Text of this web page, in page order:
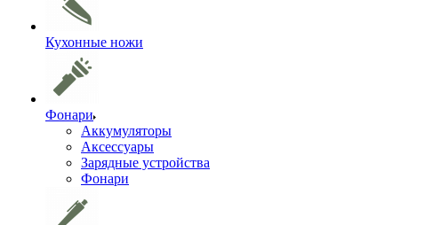
Кухонные ножи
Фонари
Аккумуляторы
Аксессуары
Зарядные устройства
Фонари